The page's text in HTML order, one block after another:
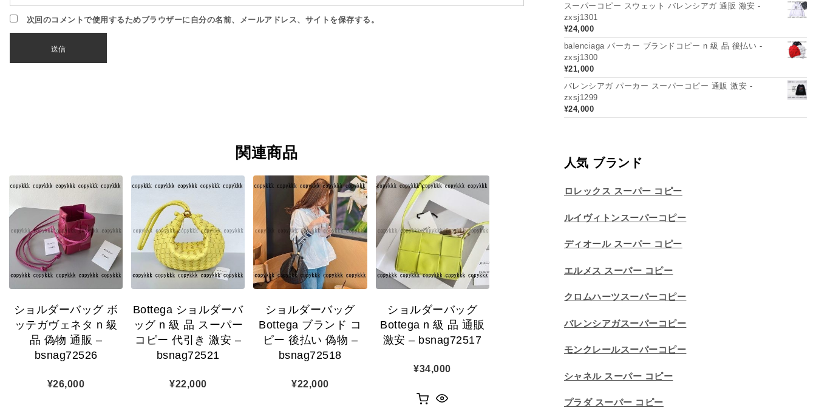
次回のコメントで使用するためブラウザーに自分の名前、メールアドレス、サイトを保存する。
関連商品
ショルダーバッグ ボ
ッテガヴェネタ n 級
品 偽物 通販 –
bsnag72526
¥26,000
Bottega ショルダーバ
ッグ n 級 品 スーパー
コピー 代引き 激安 –
bsnag72521
¥22,000
ショルダーバッグ
Bottega ブランド コ
ピー 後払い 偽物 –
bsnag72518
¥22,000
ショルダーバッグ
Bottega n 級 品 通販
激安 – bsnag72517
¥34,000
スーパーコピー スウェット バレンシアガ 通販 激安 -
zxsj1301
¥24,000
balenciaga パーカー ブランドコピー n 級 品 後払い -
zxsj1300
¥21,000
バレンシアガ パーカー スーパーコピー 通販 激安 -
zxsj1299
¥24,000
人気 ブランド
ロレックス スーパー コピー
ルイヴィトンスーパーコピー
ディオール スーパー コピー
エルメス スーパー コピー
クロムハーツスーパーコピー
バレンシアガスーパーコピー
モンクレールスーパーコピー
シャネル スーパー コピー
プラダ スーパー コピー